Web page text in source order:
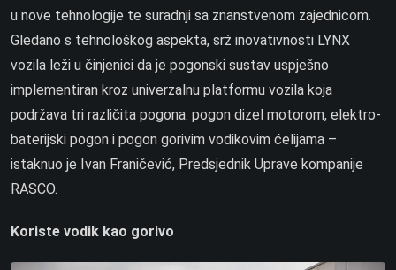
u nove tehnologije te suradnji sa znanstvenom zajednicom.
Gledano s tehnološkog aspekta, srž inovativnosti LYNX
vozila leži u činjenici da je pogonski sustav uspješno
implementiran kroz univerzalnu platformu vozila koja
podržava tri različita pogona: pogon dizel motorom, elektro-
baterijski pogon i pogon gorivim vodikovim ćelijama –
istaknuo je Ivan Franičević, Predsjednik Uprave kompanije
RASCO.
Koriste vodik kao gorivo